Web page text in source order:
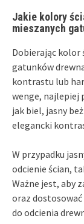
Jakie kolory
mieszanych
Dobierając kolor
gatunków
kontrastu lub
wenge, najlepiej
jak biel, jasny
elegancki
W przypadku
odcienie ścian,
Ważne jest, aby
oraz
do odcienia